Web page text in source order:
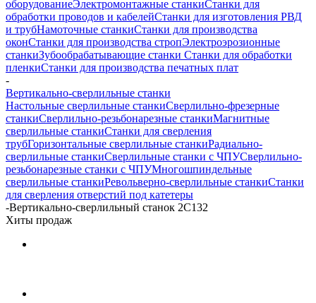
оборудованиеЭлектромонтажные станкиСтанки для
обработки проводов и кабелейСтанки для изготовления РВД
и трубНамоточные станкиСтанки для производства
оконСтанки для производства стропЭлектроэрозионные
станкиЗубообрабатывающие станки Станки для обработки
пленкиСтанки для производства печатных плат
-
Вертикально-сверлильные станки
Настольные сверлильные станкиСверлильно-фрезерные
станкиСверлильно-резьбонарезные станкиМагнитные
сверлильные станкиСтанки для сверления
трубГоризонтальные сверлильные станкиРадиально-
сверлильные станкиСверлильные станки с ЧПУСверлильно-
резьбонарезные станки с ЧПУМногошпиндельные
сверлильные станкиРевольверно-сверлильные станкиСтанки
для сверления отверстий под катетеры
-Вертикально-сверлильный станок 2С132
Хиты продаж